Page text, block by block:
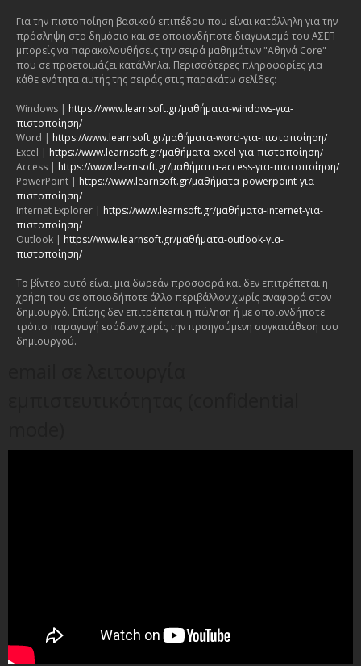
Για την πιστοποίηση βασικού επιπέδου που είναι κατάλληλη για την
πρόσληψη στο δημόσιο και σε οποιονδήποτε διαγωνισμό του ΑΣΕΠ
μπορείς να παρακολουθήσεις την σειρά μαθημάτων "Αθηνά Core"
που σε προετοιμάζει κατάλληλα. Περισσότερες πληροφορίες για
κάθε ενότητα αυτής της σειράς στις παρακάτω σελίδες:
Windows | https://www.learnsoft.gr/μαθήματα-windows-για-
πιστοποίηση/
Word | https://www.learnsoft.gr/μαθήματα-word-για-πιστοποίηση/
Excel | https://www.learnsoft.gr/μαθήματα-excel-για-πιστοποίηση/
Access | https://www.learnsoft.gr/μαθήματα-access-για-πιστοποίηση/
PowerPoint | https://www.learnsoft.gr/μαθήματα-powerpoint-για-
πιστοποίηση/
Internet Explorer | https://www.learnsoft.gr/μαθήματα-internet-για-
πιστοποίηση/
Outlook | https://www.learnsoft.gr/μαθήματα-outlook-για-
πιστοποίηση/
Το βίντεο αυτό είναι μια δωρεάν προσφορά και δεν επιτρέπεται η
χρήση του σε οποιοδήποτε άλλο περιβάλλον χωρίς αναφορά στον
δημιουργό. Επίσης δεν επιτρέπεται η πώληση ή με οποιονδήποτε
τρόπο παραγωγή εσόδων χωρίς την προηγούμενη συγκατάθεση του
δημιουργού.